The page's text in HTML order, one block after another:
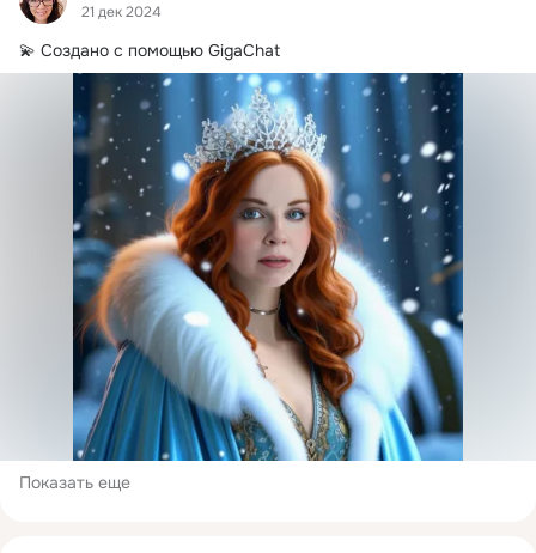
21 дек 2024
💫 Создано с помощью GigaChat
Показать еще